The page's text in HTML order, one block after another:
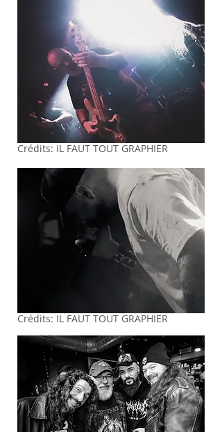
Crédits: IL FAUT TOUT GRAPHIER
Crédits: IL FAUT TOUT GRAPHIER